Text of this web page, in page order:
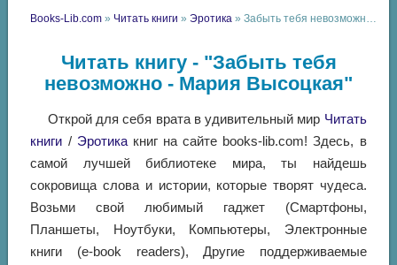
Books-Lib.com » Читать книги »Эротика » Забыть тебя невозможно - Мария Высоцкая
Читать книгу - "Забыть тебя
невозможно - Мария Высоцкая"
Открой для себя врата в удивительный мир Читать
книги / Эротикакниг на сайте books-lib.com! Здесь, в
самой лучшей библиотеке мира, ты найдешь
сокровища слова и истории, которые творят чудеса.
Возьми свой любимый гаджет (Смартфоны,
Планшеты, Ноутбуки, Компьютеры, Электронные
книги (e-book readers), Другие поддерживаемые